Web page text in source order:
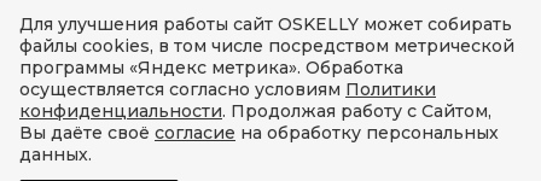
Для улучшения работы сайт OSKELLY может собирать
файлы cookies, в том числе посредством метрической
программы «Яндекс метрика». Обработка
осуществляется согласно условиям Политики
конфиденциальности. Продолжая работу с Сайтом,
Вы даёте своё согласие на обработку персональных
данных.